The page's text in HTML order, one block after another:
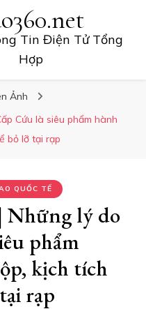
Tin Điện Tử Tổng
Hợp
Ảnh
Cứu là siêu phẩm hành
bỏ lỡ tại rạp
QUỐC TẾ
lý do
phẩm
kịch tích
rạp